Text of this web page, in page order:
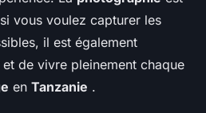
vous voulez capturer les
il est également
de vivre pleinement chaque
en Tanzanie .